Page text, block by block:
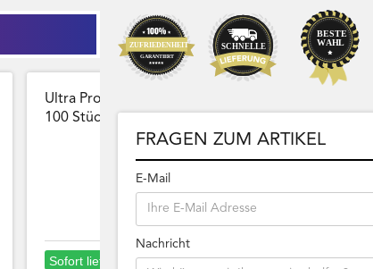
Ultra Pro Card Sleeves Team Bags
100 Stück Wiederverschließbar
Sofort lieferbar
FRAGEN ZUM ARTIKEL
E-Mail
Nachricht